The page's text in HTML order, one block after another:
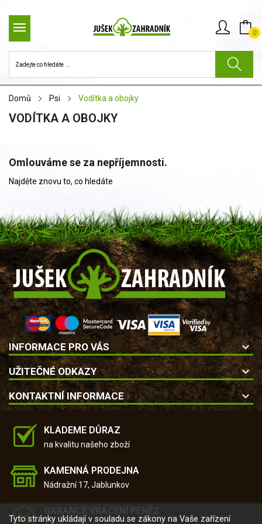
0
Domů Psi Vodítka a obojky
VODÍTKA A OBOJKY
Omlouváme se za nepříjemnosti.
Najděte znovu to, co hledáte
INFORMACE PRO VÁS keyboard_arrow_down
UŽITEČNÉ ODKAZY keyboard_arrow_down
KONTAKTNÍ INFORMACE keyboard_arrow_down
Tyto stránky ukládají v souladu se zákony na Vaše zařízení
KLADEME DŮRAZ
na kvalitu našeho zboží
KAMENNÁ PRODEJNA
Nádražní 17, Jablunkov
GARANCE VRÁCENÍ PENĚZ